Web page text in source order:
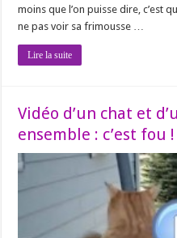
moins que l’on puisse dire, c’est
ne pas voir sa frimousse …
Lire la suite
Vidéo d’un chat et
ensemble : c’est fou !